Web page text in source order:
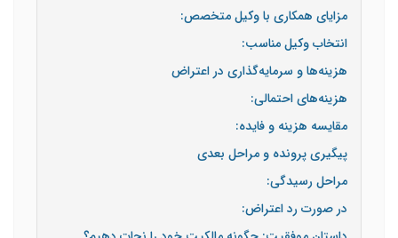
مزایای همکاری با وکیل متخصص:
انتخاب وکیل مناسب:
هزینه‌ها و سرمایه‌گذاری در اعتراض
هزینه‌های احتمالی:
مقایسه هزینه و فایده:
پیگیری پرونده و مراحل بعدی
مراحل رسیدگی:
در صورت رد اعتراض: